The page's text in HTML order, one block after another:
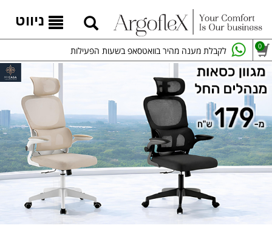
ניווט
לקבלת מענה מהיר בוואטסאפ בשעות הפעילות 0